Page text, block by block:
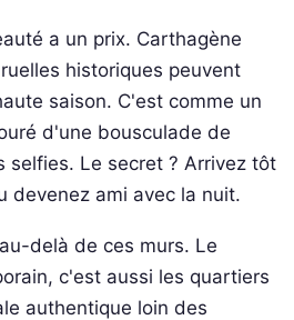
a un prix. Carthagène
historiques peuvent
saison. C'est comme un
d'une bousculade de
selfies. Le secret ? Arrivez tôt
devenez ami avec la nuit.
delà de ces murs. Le
c'est aussi les quartiers
authentique loin des